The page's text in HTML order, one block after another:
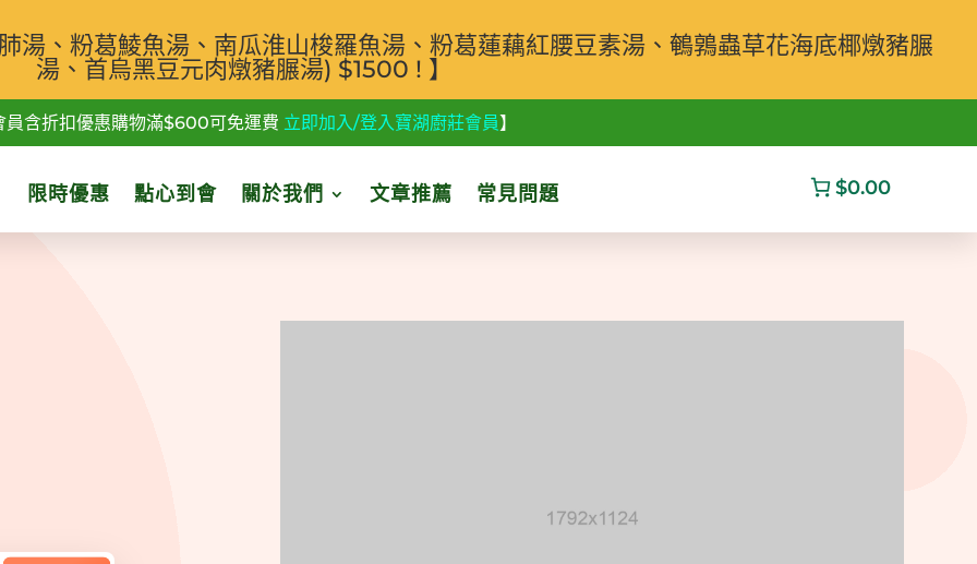
、粉葛鯪魚湯、南瓜淮山梭羅魚湯、粉葛蓮藕紅腰豆素湯、鵪鶉蟲草花海底椰燉豬𦟌
湯、首烏黑豆元肉燉豬𦟌湯) $1500 ! 】
員含折扣優惠購物滿$600可免運費 立即加入/登入寶湖廚莊會員】
限時優惠 點心到會 關於我們 文章推薦 常見問題 $0.00